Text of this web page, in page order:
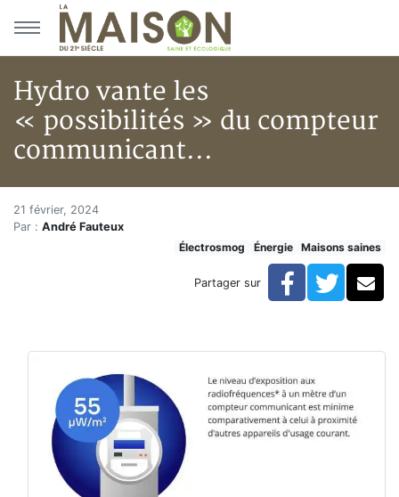
Aller au menu principal
Aller au contenu principal
Hydro vante les
« possibilités » du compteur
communicant...
Accueil
Articles
Hypersensibilités environnementales
Hydro vante les « possibilités » du compteur
Hydro vante les «
21 février, 2024
Par : André Fauteux
Électrosmog
Énergie Maisons saines
Partager sur Facebook